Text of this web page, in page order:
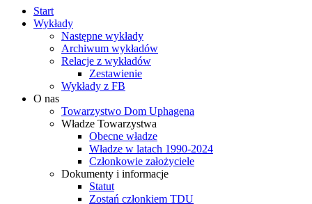
Start
Wykłady
Następne wykłady
Archiwum wykładów
Relacje z wykładów
Zestawienie
Wykłady z FB
O nas
Towarzystwo Dom Uphagena
Władze Towarzystwa
Obecne władze
Władze w latach 1990-2024
Członkowie założyciele
Dokumenty i informacje
Statut
Zostań członkiem TDU